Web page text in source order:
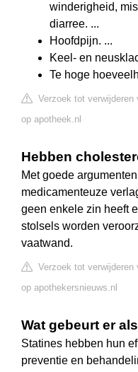
winderigheid,
diarree. ...
Hoofdpijn. ...
Keel- en
Te hoge
Verzoek tot verwijderen
op apotheek.nl
Hebben
Met goede
medicamenteuze
geen enkele zin heeft
stolsels worden
vaatwand.
Verzoek tot verwijderen
op apothekersnieuws.nl
Wat gebeurt er
Statines hebben hun
preventie en